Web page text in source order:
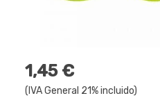
1,45 €
(IVA General 21% incluido)